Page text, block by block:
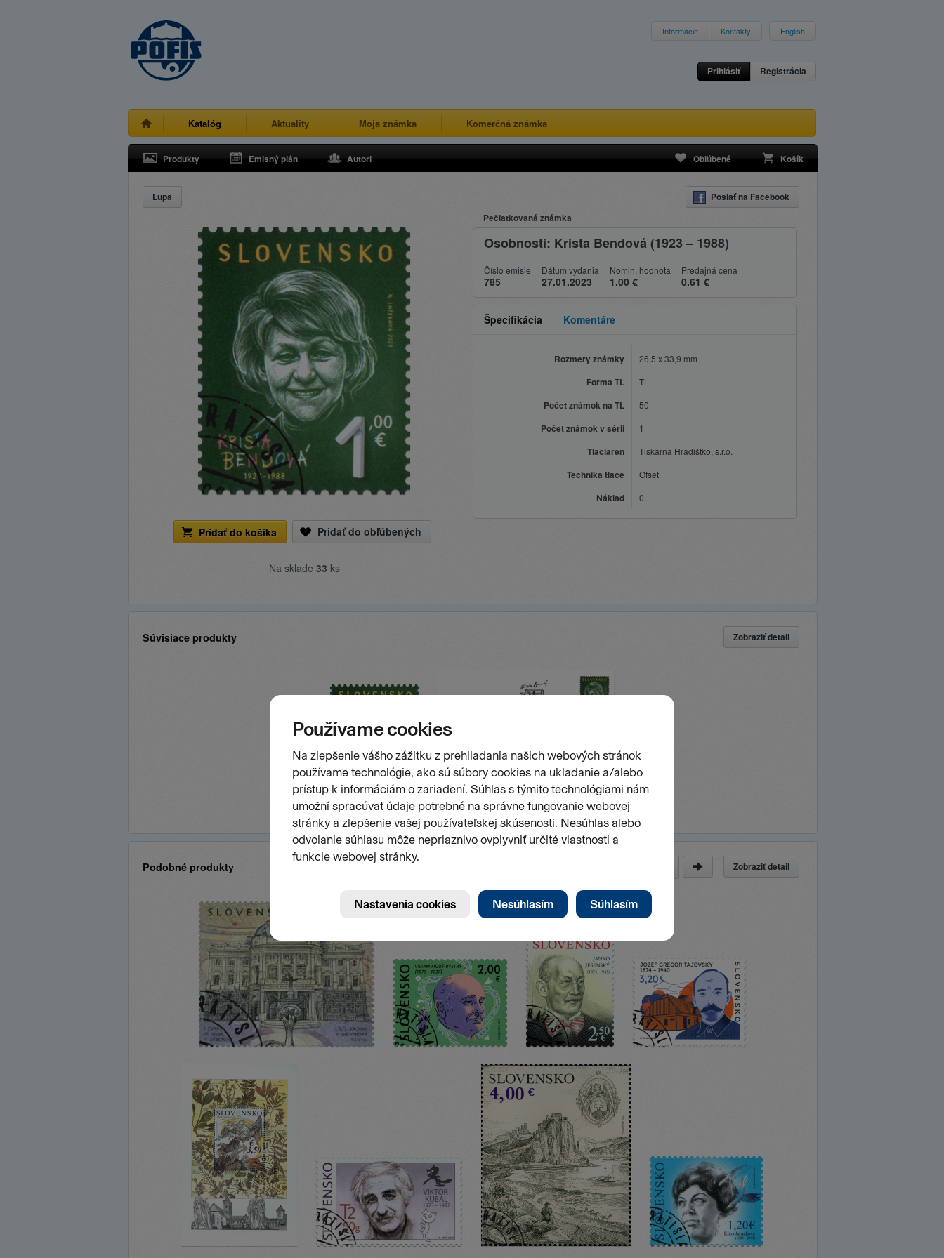
Informácie Kontakty English
Prihlásiť Registrácia
Katalóg Aktuality Moja známka Komerčná známka
Produkty Emisný plán Autori Obľúbené Košík
Lupa Poslať na Facebook
Pridať do košíka Pridať do obľúbených
Na sklade 33 ks
Pečiatkovaná známka
Osobnosti: Krista Bendová (1923 – 1988)
Číslo emisie
785
Dátum vydania
27.01.2023
Nomin. hodnota
1.00 €
Predajná cena
0.61 €
Špecifikácia Komentáre
Rozmery známky 26,5 x 33,9 mm
Forma TL TL
Počet známok na TL 50
Počet známok v sérii 1
Tlačiareň Tiskárna Hradištko, s.r.o.
Technika tlače Ofset
Náklad 0
Súvisiace produkty Zobraziť detail
Podobné produkty Zobraziť detail